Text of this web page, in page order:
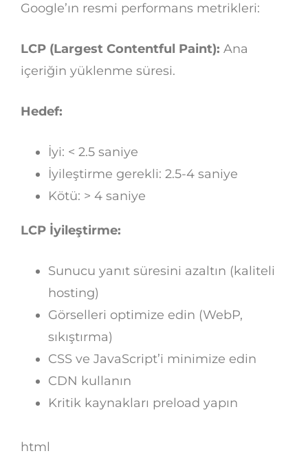
Google’ın resmi performans metrikleri:
LCP (Largest Contentful Paint): Ana
içeriğin yüklenme süresi.
Hedef:
İyi: < 2.5 saniye
İyileştirme gerekli: 2.5-4 saniye
Kötü: > 4 saniye
LCP İyileştirme:
Sunucu yanıt süresini azaltın (kaliteli
hosting)
Görselleri optimize edin (WebP,
sıkıştırma)
CSS ve JavaScript’i minimize edin
CDN kullanın
Kritik kaynakları preload yapın
html